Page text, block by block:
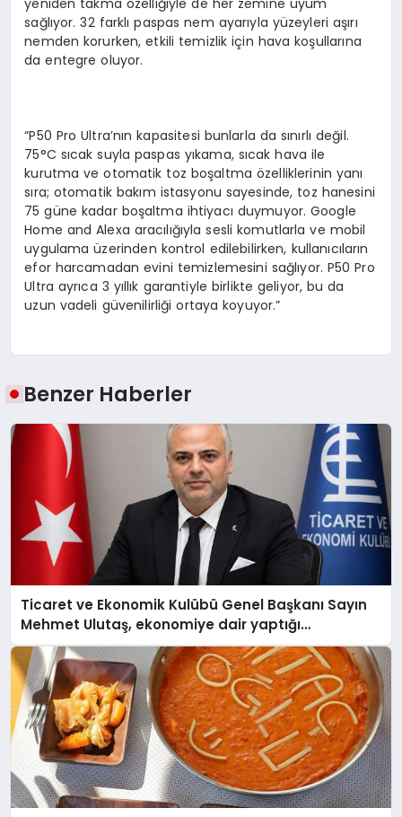
yeniden takma özelliğiyle de her zemine uyum
sağlıyor. 32 farklı paspas nem ayarıyla yüzeyleri aşırı
nemden korurken, etkili temizlik için hava koşullarına
da entegre oluyor.
“P50 Pro Ultra’nın kapasitesi bunlarla da sınırlı değil.
75°C sıcak suyla paspas yıkama, sıcak hava ile
kurutma ve otomatik toz boşaltma özelliklerinin yanı
sıra; otomatik bakım istasyonu sayesinde, toz hanesini
75 güne kadar boşaltma ihtiyacı duymuyor. Google
Home and Alexa aracılığıyla sesli komutlarla ve mobil
uygulama üzerinden kontrol edilebilirken, kullanıcıların
efor harcamadan evini temizlemesini sağlıyor. P50 Pro
Ultra ayrıca 3 yıllık garantiyle birlikte geliyor, bu da
uzun vadeli güvenilirliği ortaya koyuyor.”
Benzer Haberler
Ticaret ve Ekonomik Kulübü Genel Başkanı Sayın
Mehmet Ulutaş, ekonomiye dair yaptığı
açıklamada şunları kaydetti: